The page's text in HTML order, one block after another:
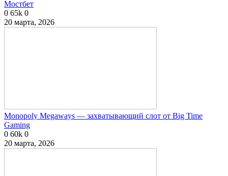
Мостбет
0 65k 0
20 марта, 2026
Monopoly Megaways — захватывающий слот от Big Time
Gaming
0 60k 0
20 марта, 2026